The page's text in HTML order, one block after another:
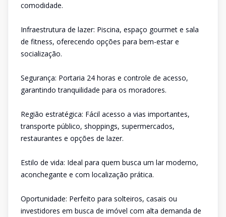
comodidade.
Infraestrutura de lazer: Piscina, espaço gourmet e sala
de fitness, oferecendo opções para bem-estar e
socialização.
Segurança: Portaria 24 horas e controle de acesso,
garantindo tranquilidade para os moradores.
Região estratégica: Fácil acesso a vias importantes,
transporte público, shoppings, supermercados,
restaurantes e opções de lazer.
Estilo de vida: Ideal para quem busca um lar moderno,
aconchegante e com localização prática.
Oportunidade: Perfeito para solteiros, casais ou
investidores em busca de imóvel com alta demanda de